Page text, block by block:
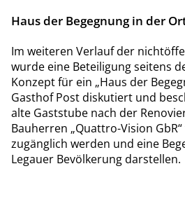
Haus der Begegnung in der
Im weiteren Verlauf der
wurde eine Beteiligung seitens
Konzept für ein „Haus der
Gasthof Post diskutiert und
alte Gaststube nach der
Bauherren „Quattro-Vision
zugänglich werden und eine
Legauer Bevölkerung darstellen.